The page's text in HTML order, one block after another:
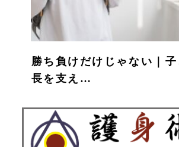
勝ち負けだけじゃない｜
長を支え…